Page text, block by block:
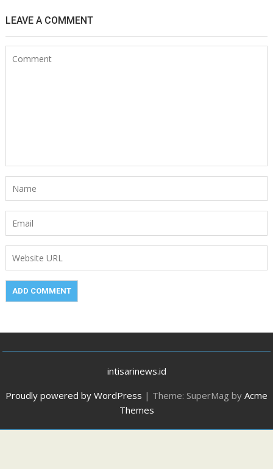
LEAVE A COMMENT
intisarinews.id
Proudly powered by WordPress | Theme: SuperMag by Acme
Themes